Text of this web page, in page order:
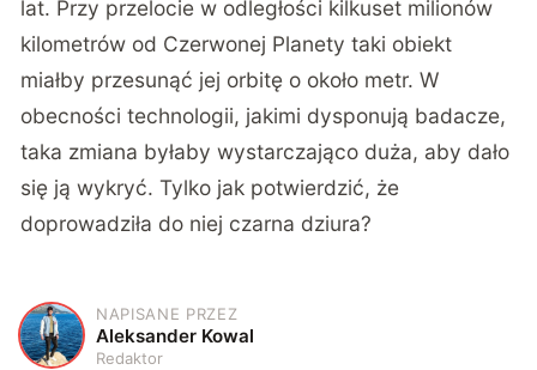
lat. Przy przelocie w odległości kilkuset milionów
kilometrów od Czerwonej Planety taki obiekt
miałby przesunąć jej orbitę o około metr. W
obecności technologii, jakimi dysponują badacze,
taka zmiana byłaby wystarczająco duża, aby dało
się ją wykryć. Tylko jak potwierdzić, że
doprowadziła do niej czarna dziura?
A
NAPISANE PRZEZ
Aleksander Kowal
Redaktor